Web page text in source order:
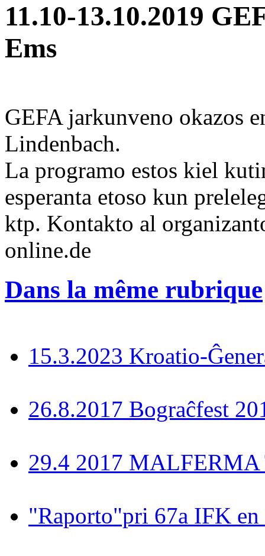
11.10-13.10.2019
Ems
GEFA jarkunveno okazos
Lindenbach.
La programo estos kiel
esperanta etoso kun
ktp. Kontakto al
online.de
Dans la même rubrique
15.3.2023 Kroatio-
26.8.2017 Bograĉfest
29.4 2017
"Raporto"pri 67a IFK